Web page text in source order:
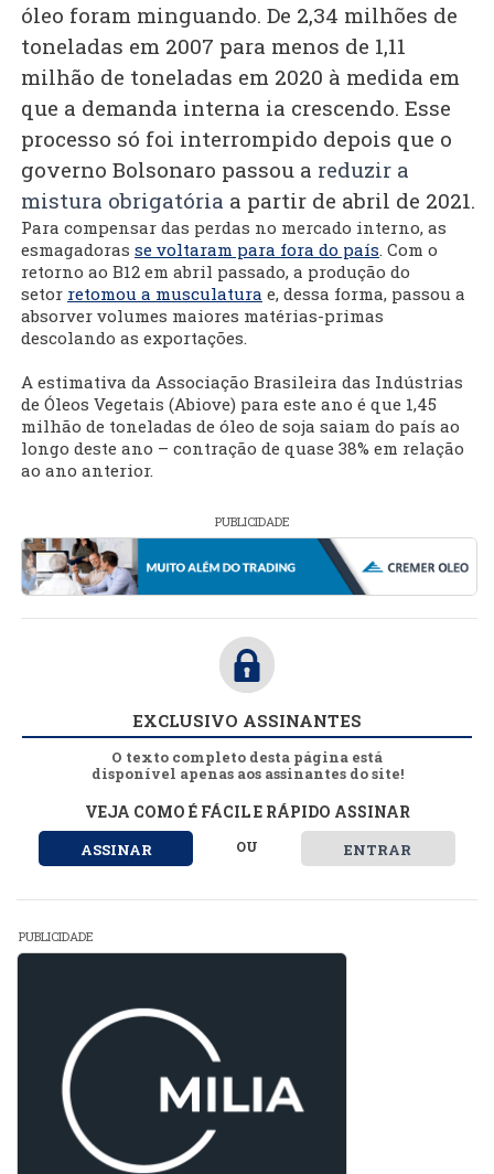
óleo foram minguando. De 2,34 milhões de
toneladas em 2007 para menos de 1,11
milhão de toneladas em 2020 à medida em
que a demanda interna ia crescendo. Esse
processo só foi interrompido depois que o
governo Bolsonaro passou a reduzir a
mistura obrigatória a partir de abril de 2021.
Para compensar das perdas no mercado interno, as
esmagadoras se voltaram para fora do país. Com o
retorno ao B12 em abril passado, a produção do
setor retomou a musculatura e, dessa forma, passou a
absorver volumes maiores matérias-primas
descolando as exportações.
A estimativa da Associação Brasileira das Indústrias
de Óleos Vegetais (Abiove) para este ano é que 1,45
milhão de toneladas de óleo de soja saiam do país ao
longo deste ano – contração de quase 38% em relação
ao ano anterior.
PUBLICIDADE
EXCLUSIVO ASSINANTES
O texto completo desta página está
disponível apenas aos assinantes do site!
VEJA COMO É FÁCIL E RÁPIDO ASSINAR
ASSINAR OU ENTRAR
PUBLICIDADE